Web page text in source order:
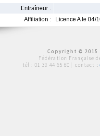
Entraîneur :
Affiliation :
Licence A le 04/
Copyright © 2015
Fédération Française
tél : 01 39 44 65 80 | contact :